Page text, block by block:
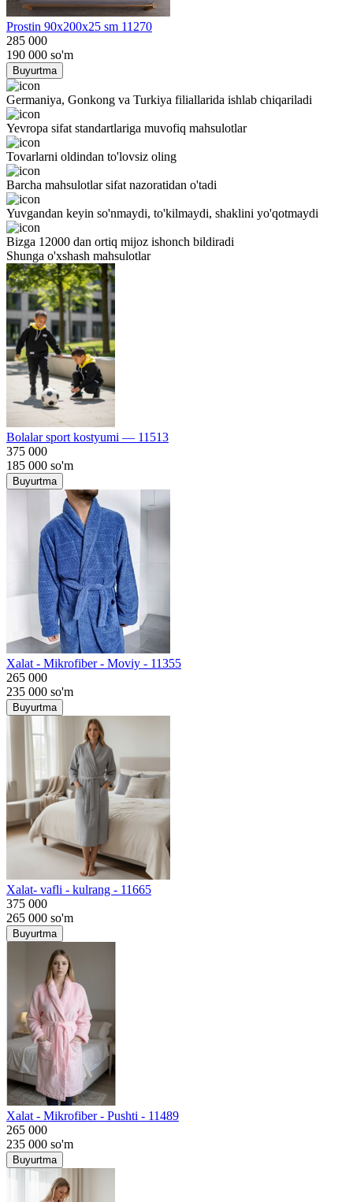
Prostin 90x200x25 sm 11270
285 000
190 000 so'm
Buyurtma
Germaniya, Gonkong va Turkiya filiallarida ishlab chiqariladi
Yevropa sifat standartlariga muvofiq mahsulotlar
Tovarlarni oldindan to'lovsiz oling
Barcha mahsulotlar sifat nazoratidan o'tadi
Yuvgandan keyin so'nmaydi, to'kilmaydi, shaklini yo'qotmaydi
Bizga 12000 dan ortiq mijoz ishonch bildiradi
Shunga o'xshash mahsulotlar
Bolalar sport kostyumi — 11513
375 000
185 000 so'm
Buyurtma
Хalat - Mikrofiber - Moviy - 11355
265 000
235 000 so'm
Buyurtma
Хalat- vafli - kulrang - 11665
375 000
265 000 so'm
Buyurtma
Хalat - Mikrofiber - Pushti - 11489
265 000
235 000 so'm
Buyurtma